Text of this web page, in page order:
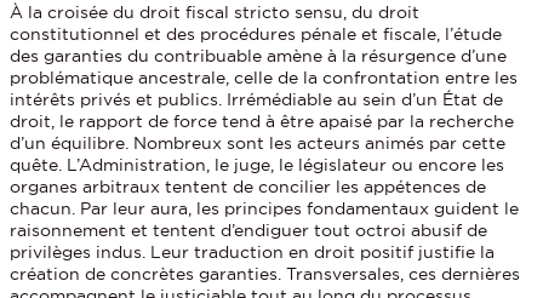
À la croisée du droit fiscal stricto sensu, du droit
constitutionnel et des procédures pénale et fiscale, l’étude
des garanties du contribuable amène à la résurgence d’une
problématique ancestrale, celle de la confrontation entre les
intérêts privés et publics. Irrémédiable au sein d’un État de
droit, le rapport de force tend à être apaisé par la recherche
d’un équilibre. Nombreux sont les acteurs animés par cette
quête. L’Administration, le juge, le législateur ou encore les
organes arbitraux tentent de concilier les appétences de
chacun. Par leur aura, les principes fondamentaux guident le
raisonnement et tentent d’endiguer tout octroi abusif de
privilèges indus. Leur traduction en droit positif justifie la
création de concrètes garanties. Transversales, ces dernières